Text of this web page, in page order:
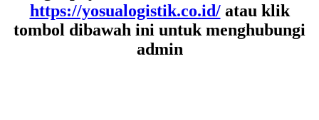
https://yosualogistik.co.id/atau klik
tombol dibawah ini untuk menghubungi
admin